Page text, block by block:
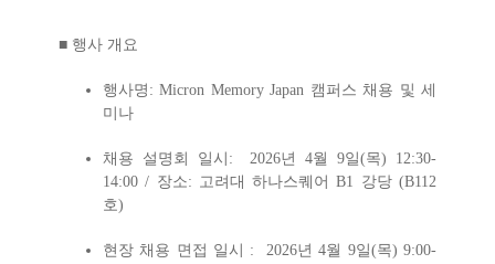
■ 행사 개요
행사명 : Micron Memory Japan 캠퍼스 채용 및 세
미나
채용 설명회 일시 : 2026년 4월 9일(목) 12:30-
14:00 / 장소: 고려대하나스퀘어 B1 강당 (B112
호)
현장 채용 면접 일시 : 2026년 4월 9일(목) 9:00-